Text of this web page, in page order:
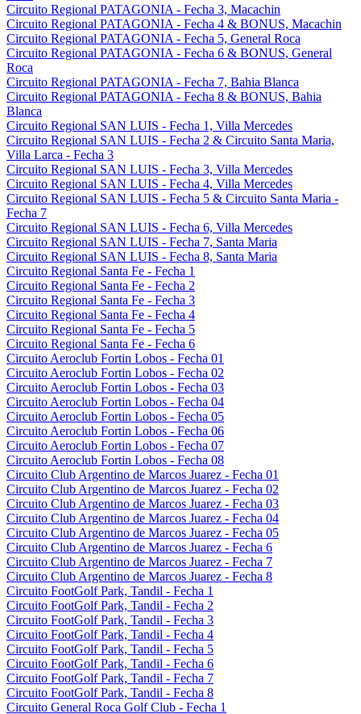
Circuito Regional PATAGONIA - Fecha 3, Macachin
Circuito Regional PATAGONIA - Fecha 4 & BONUS, Macachin
Circuito Regional PATAGONIA - Fecha 5, General Roca
Circuito Regional PATAGONIA - Fecha 6 & BONUS, General
Roca
Circuito Regional PATAGONIA - Fecha 7, Bahia Blanca
Circuito Regional PATAGONIA - Fecha 8 & BONUS, Bahia
Blanca
Circuito Regional SAN LUIS - Fecha 1, Villa Mercedes
Circuito Regional SAN LUIS - Fecha 2 & Circuito Santa Maria,
Villa Larca - Fecha 3
Circuito Regional SAN LUIS - Fecha 3, Villa Mercedes
Circuito Regional SAN LUIS - Fecha 4, Villa Mercedes
Circuito Regional SAN LUIS - Fecha 5 & Circuito Santa Maria -
Fecha 7
Circuito Regional SAN LUIS - Fecha 6, Villa Mercedes
Circuito Regional SAN LUIS - Fecha 7, Santa Maria
Circuito Regional SAN LUIS - Fecha 8, Santa Maria
Circuito Regional Santa Fe - Fecha 1
Circuito Regional Santa Fe - Fecha 2
Circuito Regional Santa Fe - Fecha 3
Circuito Regional Santa Fe - Fecha 4
Circuito Regional Santa Fe - Fecha 5
Circuito Regional Santa Fe - Fecha 6
Circuito Aeroclub Fortin Lobos - Fecha 01
Circuito Aeroclub Fortin Lobos - Fecha 02
Circuito Aeroclub Fortin Lobos - Fecha 03
Circuito Aeroclub Fortin Lobos - Fecha 04
Circuito Aeroclub Fortin Lobos - Fecha 05
Circuito Aeroclub Fortin Lobos - Fecha 06
Circuito Aeroclub Fortin Lobos - Fecha 07
Circuito Aeroclub Fortin Lobos - Fecha 08
Circuito Club Argentino de Marcos Juarez - Fecha 01
Circuito Club Argentino de Marcos Juarez - Fecha 02
Circuito Club Argentino de Marcos Juarez - Fecha 03
Circuito Club Argentino de Marcos Juarez - Fecha 04
Circuito Club Argentino de Marcos Juarez - Fecha 05
Circuito Club Argentino de Marcos Juarez - Fecha 6
Circuito Club Argentino de Marcos Juarez - Fecha 7
Circuito Club Argentino de Marcos Juarez - Fecha 8
Circuito FootGolf Park, Tandil - Fecha 1
Circuito FootGolf Park, Tandil - Fecha 2
Circuito FootGolf Park, Tandil - Fecha 3
Circuito FootGolf Park, Tandil - Fecha 4
Circuito FootGolf Park, Tandil - Fecha 5
Circuito FootGolf Park, Tandil - Fecha 6
Circuito FootGolf Park, Tandil - Fecha 7
Circuito FootGolf Park, Tandil - Fecha 8
Circuito General Roca Golf Club - Fecha 1